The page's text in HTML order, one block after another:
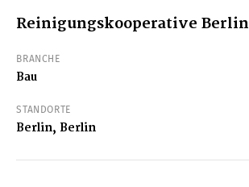
Reinigungskooperative Berlin
BRANCHE
Bau
STANDORTE
Berlin, Berlin